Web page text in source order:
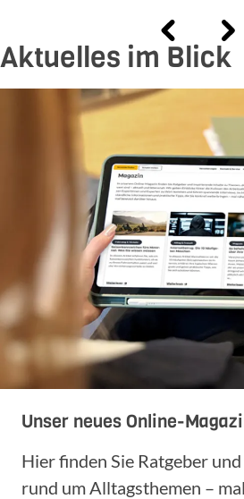
Aktuelles im Blick
Unser neues Online-
Hier finden Sie Ratgeber
rund um Alltagsthemen –